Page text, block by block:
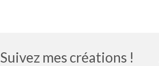
Suivez mes créations !